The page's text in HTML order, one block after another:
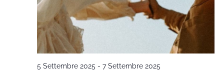
5 Settembre 2025 - 7 Settembre 2025